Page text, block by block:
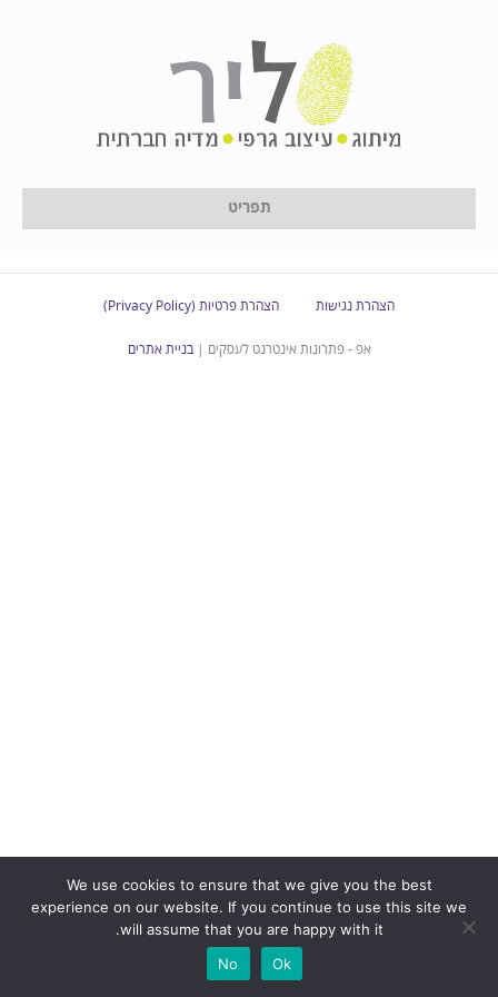
תפריט
הצהרת נגישות הצהרת פרטיות (Privacy Policy)
אפ - פתרונות אינטרנט לעסקים |בניית אתרים
We use cookies to ensure that we give you the best
experience on our website. If you continue to use this site we
will assume that you are happy with it.
Ok
No